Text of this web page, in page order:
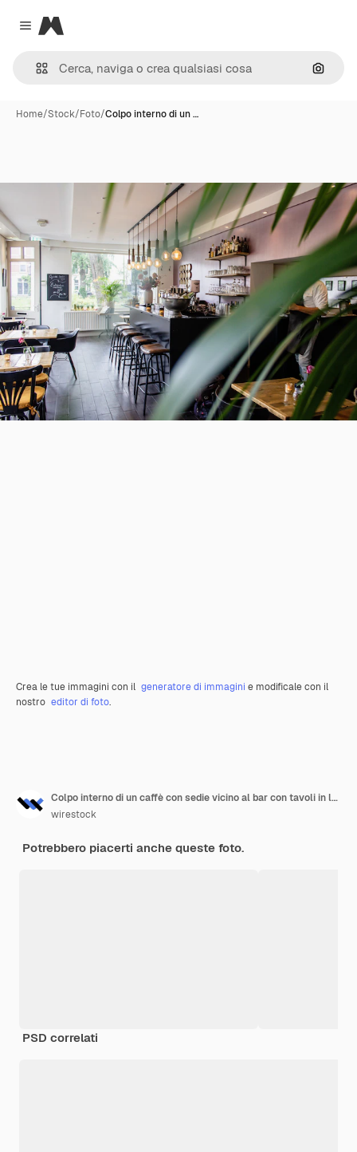
Close menu
Magnific
Cerca
Home/Stock/Foto/Colpo interno di un …
Crea le tue immagini con il generatore di immagini e modificale con il
nostro editor di foto.
Colpo interno di un caffè con sedie vicino al bar con tavoli in legno
wirestock
Potrebbero piacerti anche queste foto.
PSD correlati